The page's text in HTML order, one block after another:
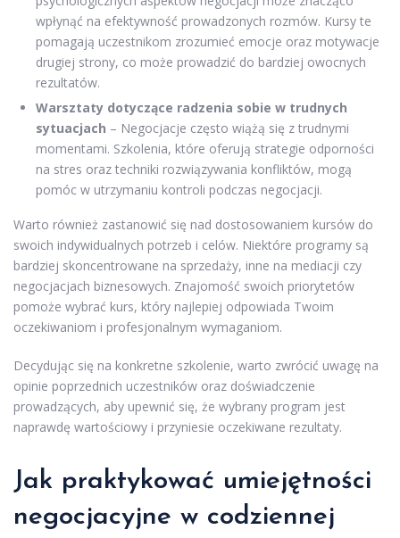
wpłynąć na efektywność prowadzonych rozmów. Kursy te
pomagają uczestnikom zrozumieć emocje oraz motywacje
drugiej strony, co może prowadzić do bardziej owocnych
rezultatów.
Warsztaty dotyczące radzenia sobie w trudnych
sytuacjach – Negocjacje często wiążą się z trudnymi
momentami. Szkolenia, które oferują strategie odporności
na stres oraz techniki rozwiązywania konfliktów, mogą
pomóc w utrzymaniu kontroli podczas negocjacji.
Warto również zastanowić się nad dostosowaniem kursów do
swoich indywidualnych potrzeb i celów. Niektóre programy są
bardziej skoncentrowane na sprzedaży, inne na mediacji czy
negocjacjach biznesowych. Znajomość swoich priorytetów
pomoże wybrać kurs, który najlepiej odpowiada Twoim
oczekiwaniom i profesjonalnym wymaganiom.
Decydując się na konkretne szkolenie, warto zwrócić uwagę na
opinie poprzednich uczestników oraz doświadczenie
prowadzących, aby upewnić się, że wybrany program jest
naprawdę wartościowy i przyniesie oczekiwane rezultaty.
Jak praktykować umiejętności
negocjacyjne w codziennej